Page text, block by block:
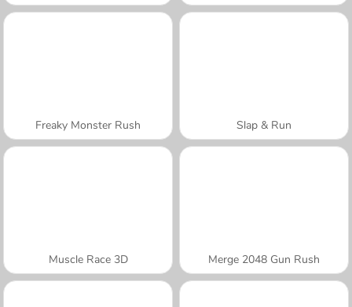
Freaky Monster Rush Slap & Run
Muscle Race 3D Merge 2048 Gun Rush